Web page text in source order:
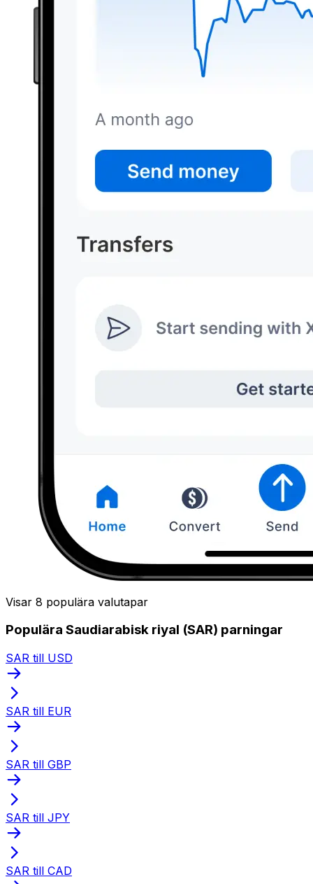
Visar 8 populära valutapar
Populära Saudiarabisk riyal (SAR) parningar
SAR till USD
SAR till EUR
SAR till GBP
SAR till JPY
SAR till CAD